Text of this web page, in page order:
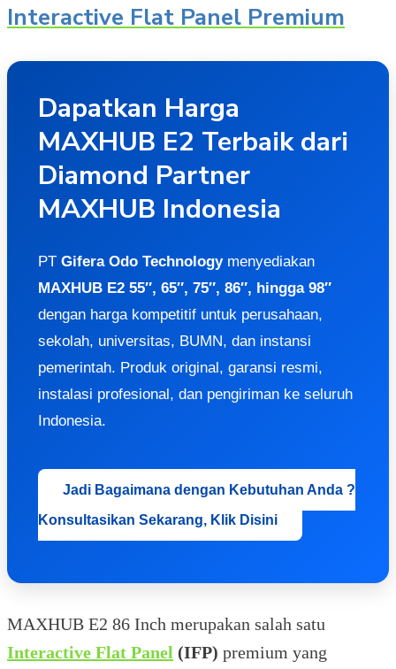
Interactive Flat Panel Premium
Dapatkan Harga
MAXHUB E2 Terbaik dari
Diamond Partner
MAXHUB Indonesia
PT Gifera Odo Technologymenyediakan
MAXHUB E2 55″, 65″, 75″, 86″, hingga 98″
dengan harga kompetitif untuk perusahaan,
sekolah, universitas, BUMN, dan instansi
pemerintah. Produk original, garansi resmi,
instalasi profesional, dan pengiriman ke seluruh
Indonesia.
Jadi Bagaimana dengan Kebutuhan Anda ?
Konsultasikan Sekarang, Klik Disini
MAXHUB E2 86 Inch merupakan salah satu
Interactive Flat Panel (IFP) premium yang